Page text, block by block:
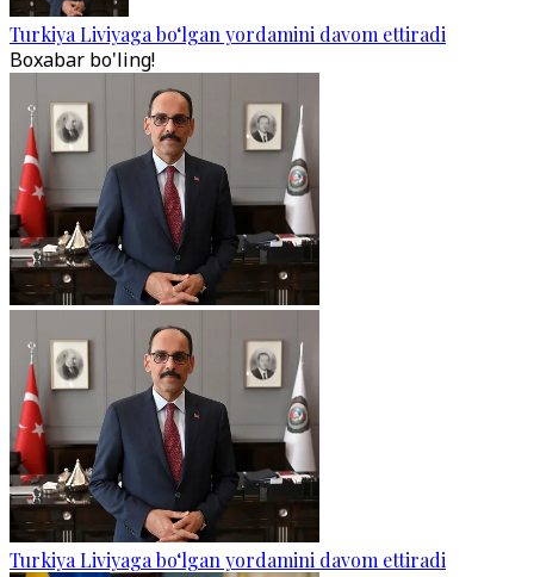
Turkiya Liviyaga bo‘lgan yordamini davom ettiradi
Boxabar bo'ling!
Turkiya Liviyaga bo‘lgan yordamini davom ettiradi